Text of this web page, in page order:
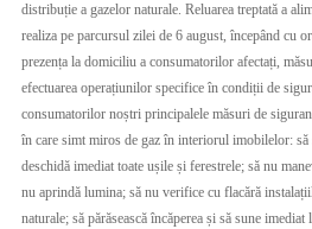
distribuție a gazelor naturale. Reluarea treptată a
realiza pe parcursul zilei de 6 august, începând cu
prezența la domiciliu a consumatorilor afectați,
efectuarea operațiunilor specifice în condiții de
consumatorilor noștri principalele măsuri de
în care simt miros de gaz în interiorul imobilelor: să
deschidă imediat toate ușile și ferestrele; să nu
nu aprindă lumina; să nu verifice cu flacără
naturale; să părăsească încăperea și să sune